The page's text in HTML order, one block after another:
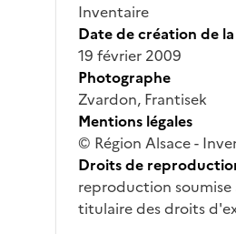
Inventaire
Date de création de
19 février 2009
Photographe
Zvardon, Frantisek
Mentions légales
© Région Alsace -
Droits de
reproduction
titulaire des droits